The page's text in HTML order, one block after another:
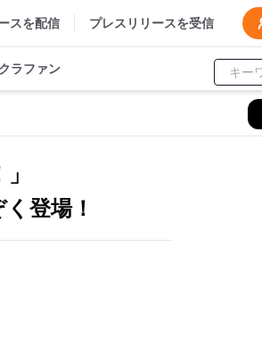
スを配信 プレスリリースを受信
クラファン
登場！